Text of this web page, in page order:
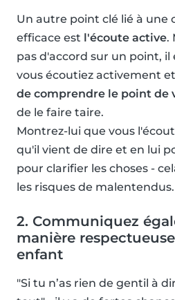
Un autre point clé lié à une
efficace est l'écoute active.
pas d'accord sur un point,
vous écoutiez activement
de comprendre le point de
de le faire taire.
Montrez-lui que vous
qu'il vient de dire et en lui
pour clarifier les choses -
les risques de malentendus.
2. Communiquez
manière
enfant
"Si tu n’as rien de gentil à